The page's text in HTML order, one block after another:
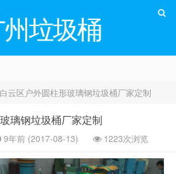
州垃圾桶
白云区户外圆柱形玻璃钢垃圾桶厂家定制
璃钢垃圾桶厂家定制
9年前 (2017-08-13) 1223次浏览